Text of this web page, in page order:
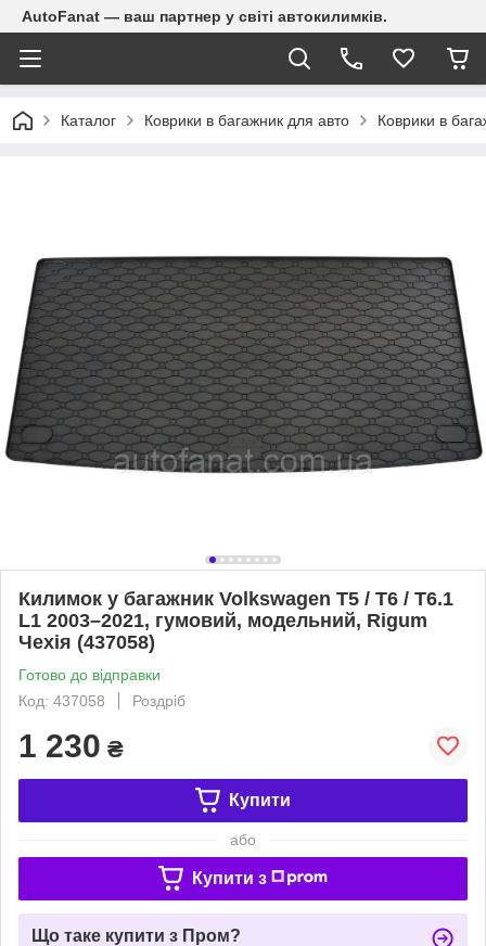
AutoFanat — ваш партнер у світі автокилимків.
Каталог Коврики в багажник для авто Коврики в
Килимок у багажник Volkswagen T5 / T6 / T6.1
L1 2003–2021, гумовий, модельний, Rigum
Чехія (437058)
Готово до відправки
Код: 437058
Роздріб
1 230 ₴
Купити
або
Купити з
Що таке купити з Пром?